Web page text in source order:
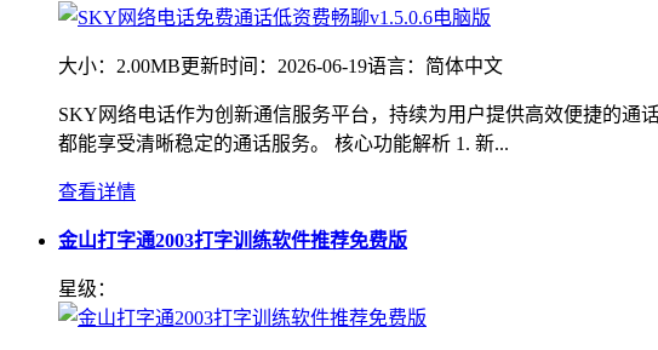
大小： 2.00MB更新时间： 2026-06-19语言： 简体中文
SKY网络电话作为创新通信服务平台，持续为用户提供高效便捷的
都能享受清晰稳定的通话服务。 核心功能解析 1. 新...
查看详情
金山打字通2003打字训练软件推荐免费版
星级：